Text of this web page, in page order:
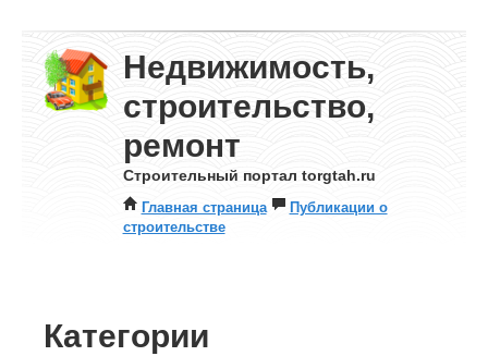
Недвижимость,
строительство,
ремонт
Строительный портал torgtah.ru
Главная страница
Публикации о
строительстве
Категории